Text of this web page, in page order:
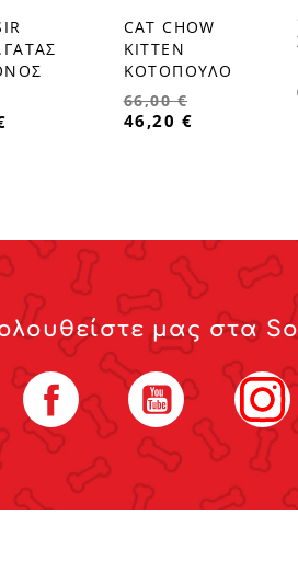
favorite_border
CAT CHOW
KITTEN
ΚΟΤΟΠΟΥΛΟ
66,00 €
46,20 €
μας στα
Facebook YouTube